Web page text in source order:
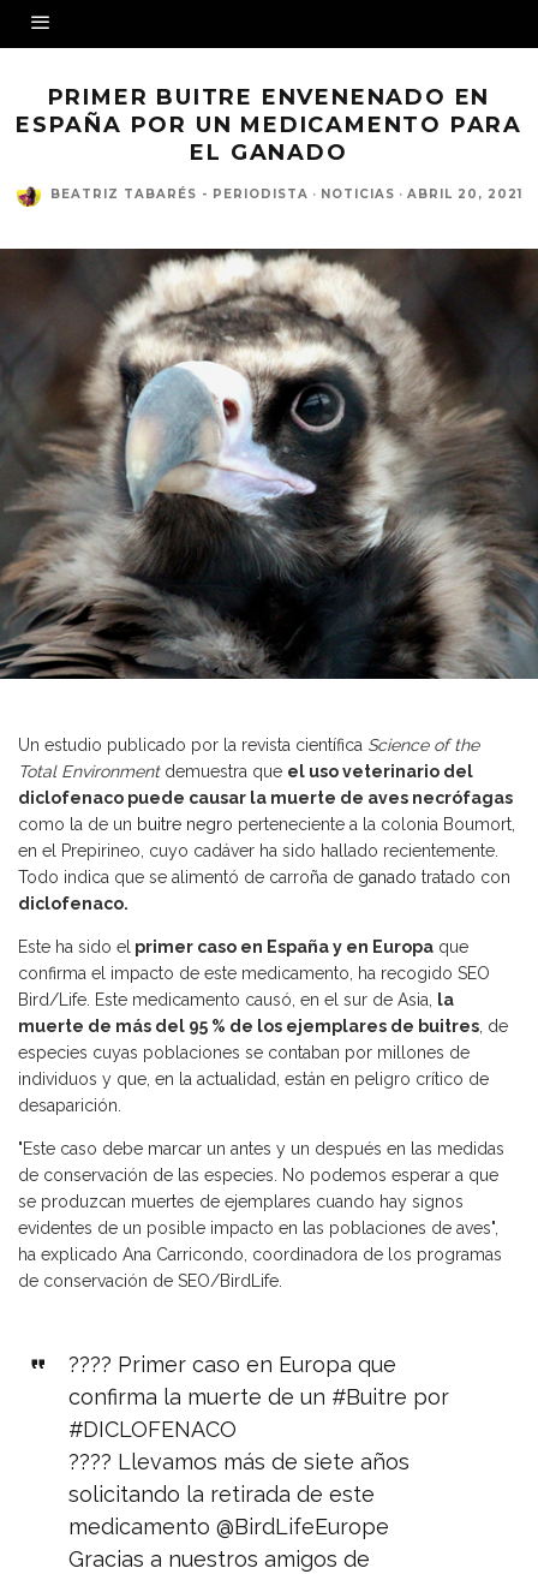
PRIMER BUITRE ENVENENADO EN
ESPAÑA POR UN MEDICAMENTO PARA
EL GANADO
BEATRIZ TABARÉS - PERIODISTA · NOTICIAS · ABRIL 20, 2021
Un estudio publicado por la revista científica Science of the
Total Environmentdemuestra que el uso veterinario del
diclofenaco puede causar la muerte de aves necrófagas
como la de un buitre negro perteneciente a la colonia Boumort,
en el Prepirineo, cuyo cadáver ha sido hallado recientemente.
Todo indica que se alimentó de carroña de ganado tratado con
diclofenaco.
Este ha sido el primer caso en España y en Europa que
confirma el impacto de este medicamento, ha recogido SEO
Bird/Life. Este medicamento causó, en el sur de Asia, la
muerte de más del 95 % de los ejemplares de buitres, de
especies cuyas poblaciones se contaban por millones de
individuos y que, en la actualidad, están en peligro crítico de
desaparición.
"Este caso debe marcar un antes y un después en las medidas
de conservación de las especies. No podemos esperar a que
se produzcan muertes de ejemplares cuando hay signos
evidentes de un posible impacto en las poblaciones de aves",
ha explicado Ana Carricondo, coordinadora de los programas
de conservación de SEO/BirdLife.
???? Primer caso en Europa que
confirma la muerte de un #Buitre por
#DICLOFENACO
???? Llevamos más de siete años
solicitando la retirada de este
medicamento @BirdLifeEurope
Gracias a nuestros amigos de